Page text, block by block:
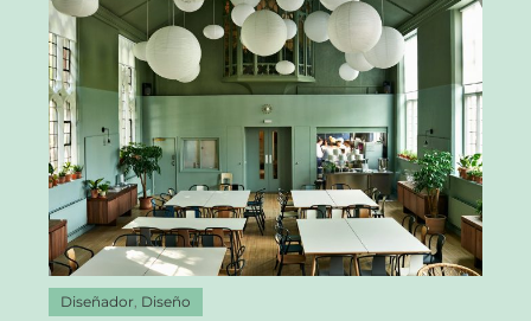
Diseñador Diseño